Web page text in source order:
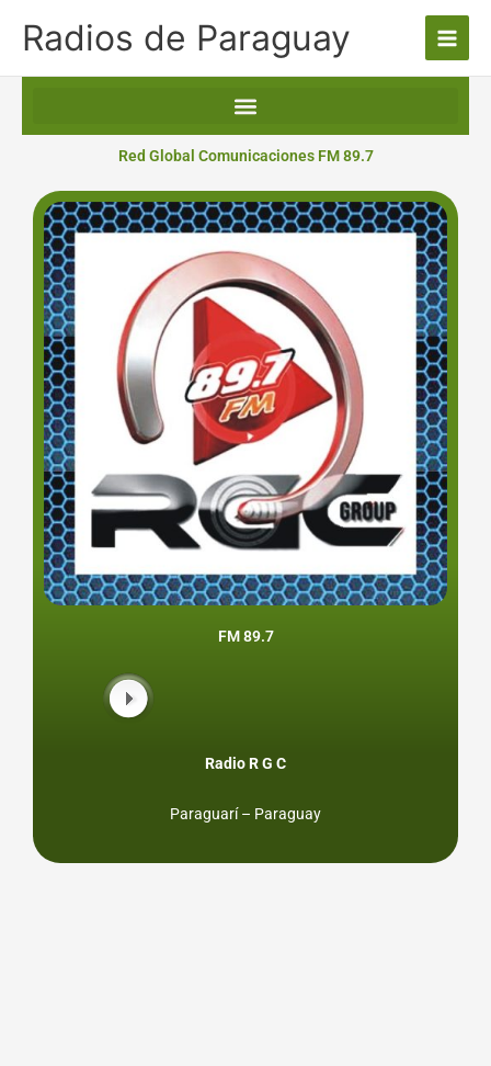
Radios de Paraguay
Red Global Comunicaciones FM 89.7
FM 89.7
Radio R G C
Paraguarí – Paraguay